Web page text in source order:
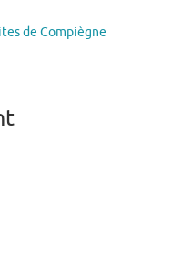
de Compiègne